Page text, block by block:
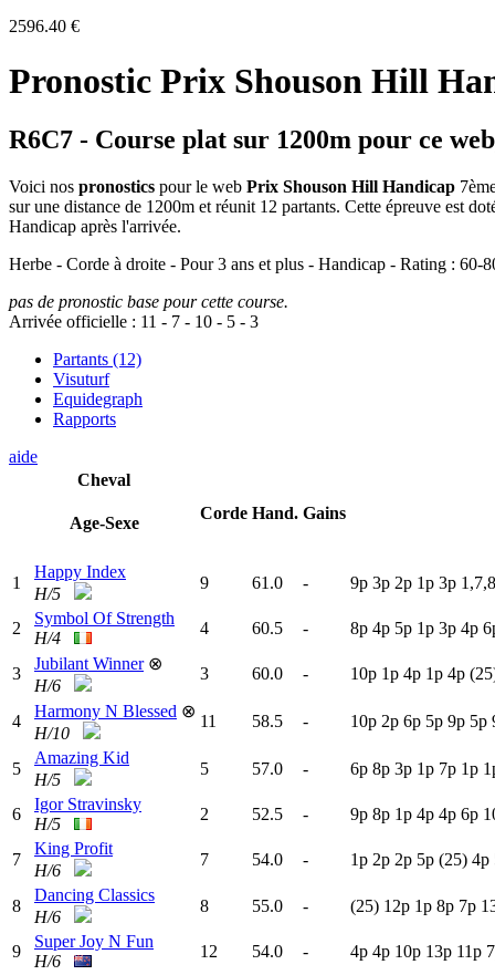
2596.40 €
Pronostic Prix Shouson Hill
R6C7 - Course plat sur 1200m pour ce
Voici nos pronostics pour le web Prix Shouson Hill Handicap
sur une distance de 1200m et réunit 12 partants. Cette épreuve est
Handicap après l'arrivée.
Herbe - Corde à droite - Pour 3 ans et plus - Handicap - Rating : 60-
pas de pronostic base pour cette course.
Arrivée officielle : 11 - 7 - 10 - 5 - 3
Partants (12)
Visuturf
Equidegraph
Rapports
aide
Cheval
Age-Sexe
Corde Hand. Gains
1
Happy Index
H/5
9 61.0 - 9p 3p 2p 1p 3p
2
Symbol Of Strength
H/4
4 60.5 - 8p 4p 5p 1p 3p 4p 6
3
Jubilant Winner ⊗
H/6
3 60.0 - 10p 1p 4p 1p 4p
4
Harmony N Blessed ⊗
H/10
11 58.5 - 10p 2p 6p 5p 9p 5p
5
Amazing Kid
H/5
5 57.0 - 6p 8p 3p 1p 7p 1p 1
6
Igor Stravinsky
H/5
2 52.5 - 9p 8p 1p 4p 4p 6p
7
King Profit
H/6
7 54.0 - 1p 2p 2p 5p (25) 4p
8
Dancing Classics
H/6
8 55.0 - (25) 12p 1p 8p 7p
9
Super Joy N Fun
H/6
12 54.0 - 4p 4p 10p 13p 11p 7